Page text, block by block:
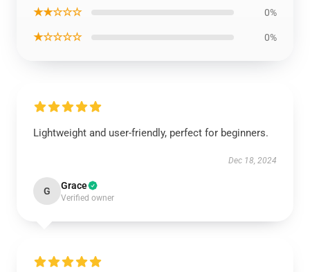
★★☆☆☆ 0%
★☆☆☆☆ 0%
Lightweight and user-friendly, perfect for beginners.
Dec 18, 2024
G Grace
Verified owner